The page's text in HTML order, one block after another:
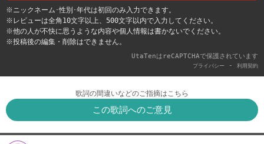
※ニックネーム･性別･年代は初回のみ入力できます。
※レビューは全角10文字以上、500文字以内で入力してください。
※他の人が不快に思うような内容や個人情報は書かないでください。
※投稿後の編集・削除はできません。
UtaTenはreCAPTCHAで保護されています
プライバシー - 利用契約
歌詞の間違いなどのご指摘はこちら
この歌詞へのご意見